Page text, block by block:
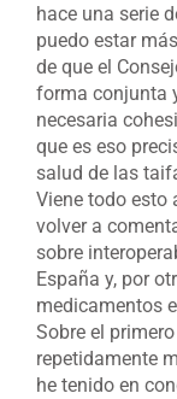
hace una serie
puedo estar
de que el
forma conjunta
necesaria
que es eso
salud de las
Viene todo esto
volver a
sobre
España y, por
medicamentos
Sobre el
repetidamente
he tenido en